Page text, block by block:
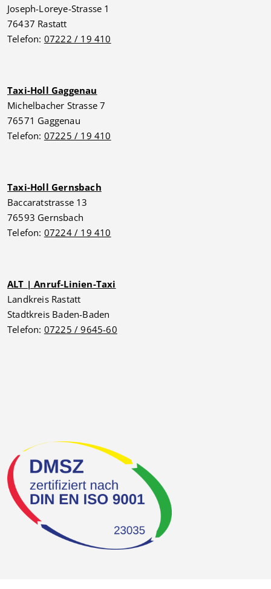
Joseph-Loreye-Strasse 1
76437 Rastatt
Telefon: 07222 / 19 410
Taxi-Holl Gaggenau
Michelbacher Strasse 7
76571 Gaggenau
Telefon: 07225 / 19 410
Taxi-Holl Gernsbach
Baccaratstrasse 13
76593 Gernsbach
Telefon: 07224 / 19 410
ALT | Anruf-Linien-Taxi
Landkreis Rastatt
Stadtkreis Baden-Baden
Telefon: 07225 / 9645-60